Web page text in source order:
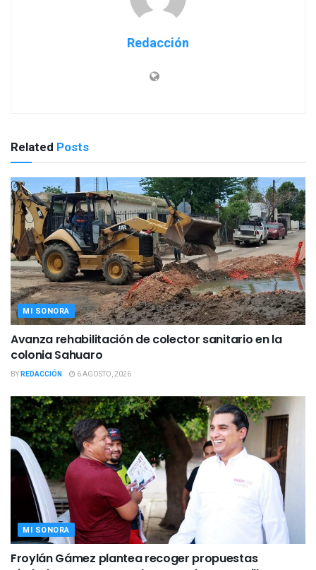
Redacción
Related Posts
MI SONORA
Avanza rehabilitación de colector sanitario en la
colonia Sahuaro
BYREDACCIÓN 6 AGOSTO, 2026
MI SONORA
Froylán Gámez plantea recoger propuestas